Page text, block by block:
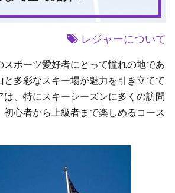
レジャーについて
スポーツ愛好者にとって憧れの地であ
と多彩なスキー場が魅力を引き立てて
は、特にスキーシーズンに多くの訪問
初心者から上級者まで楽しめるコース